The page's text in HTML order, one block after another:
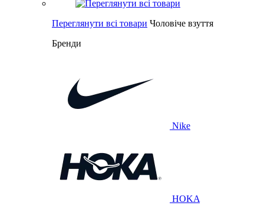
Переглянути всі товари Чоловіче взуття
Бренди
Nike
HOKA